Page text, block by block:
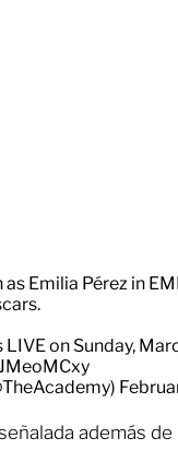
as Emilia Pérez in
LIVE on Sunday,
además